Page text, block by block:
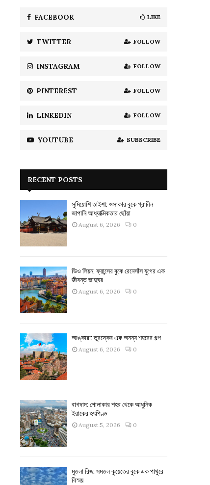
C
H
FACEBOOK LIKE
TWITTER FOLLOW
INSTAGRAM FOLLOW
PINTEREST FOLLOW
LINKEDIN FOLLOW
YOUTUBE SUBSCRIBE
RECENT POSTS
সুমিয়োশি তাইশা: ওসাকার বুকে প্রাচীন
জাপানি আধ্যাত্মিকতার ছোঁয়া
August 6, 2026 0
ভিও লিয়ন: ফ্রান্সের বুকে রেনেসাঁস যুগের এক
জীবন্ত জাদুঘর
August 6, 2026 0
আঙ্কারা: তুরস্কের এক অনন্য শহরের গল্প
August 6, 2026 0
বাগদাদ: গোলাকার শহর থেকে আধুনিক
ইরাকের হৃৎপিণ্ড
August 5, 2026 0
মুতলা রিজ: সমতল কুয়েতের বুকে এক পাথুরে
বিস্ময়